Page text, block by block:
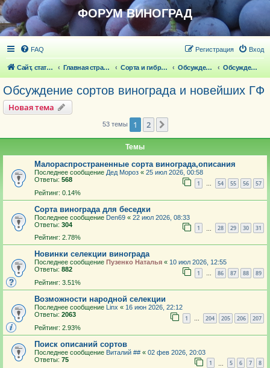
ФОРУМ ВИНОГРАД
FAQ Вход
Регистрация
Сайт, статьи Главная страница Сорта и гибридные формы винограда Обсуждение сортов винограда и новейших ГФ Обсуждение сортов винограда и новейших ГФ
Обсуждение сортов винограда и новейших ГФ
Новая тема
53 темы 1 2
Темы
Малораспространенные сорта винограда,описания
Последнее сообщение Дед Мороз « 25 июл 2026, 00:58
Ответы: 568 1 … 54 55 56 57
Рейтинг: 0.14%
Сорта винограда для беседки
Последнее сообщение Den69 « 22 июл 2026, 08:33
Ответы: 304 1 28 29 30 31
Рейтинг: 2.78%
Новинки селекции винограда
Последнее сообщение Пузенко Наталья « 10 июл 2026, 12:55
Ответы: 882 1 … 86 87 88 89
Рейтинг: 3.51%
Возможности народной селекции
Последнее сообщение Linx « 16 июн 2026, 22:12
Ответы: 2063 1 … 204 205 206 207
Рейтинг: 2.93%
Поиск описаний сортов
Последнее сообщение Виталий ## « 02 фев 2026, 20:03
Ответы: 75 1 5 6 7 8